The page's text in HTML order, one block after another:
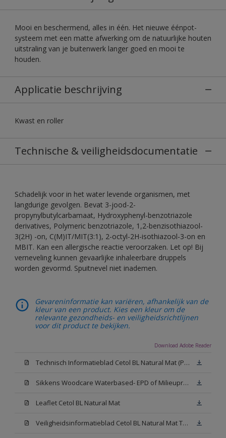
Mooi en beschermend, alles in één. Het nieuwe éénpot-
systeem met een matte afwerking om de natuurlijke houten
uitstraling van je buitenwerk langer goed en mooi te
houden.
Applicatie beschrijving
Kwast en roller
Technische & veiligheidsdocumentatie
Schadelijk voor in het water levende organismen, met
langdurige gevolgen. Bevat 3-jood-2-
propynylbutylcarbamaat, Hydroxyphenyl-benzotriazole
derivatives, Polymeric benzotriazole, 1,2-benzisothiazool-
3(2H) -on, C(M)IT/MIT(3:1), 2-octyl-2H-isothiazool-3-on en
MBIT. Kan een allergische reactie veroorzaken. Let op! Bij
verneveling kunnen gevaarlijke inhaleerbare druppels
worden gevormd. Spuitnevel niet inademen.
Gevareninformatie kan variëren, afhankelijk van de
kleur van een product. Kies een kleur om de
relevante gezondheids- en veiligheidsrichtlijnen
voor dit product te bekijken.
Download Adobe Reader
Technisch Informatieblad Cetol BL Natural Mat (PDF)
Sikkens Woodcare Waterbased- EPD of Milieuproductverklaring
Leaflet Cetol BL Natural Mat
Veiligheidsinformatieblad Cetol BL Natural Mat TU (MSDS)